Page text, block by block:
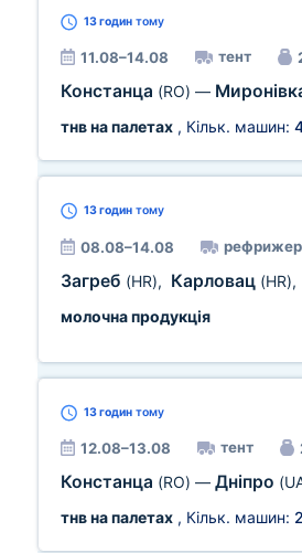
13 годин тому
11.08–14.08 тент
Констанца (RO) —
тнв на палетах , Кільк. машин:
13 годин тому
08.08–14.08
Загреб (HR), Карловац (HR),
молочна продукція
13 годин тому
12.08–13.08 тент
Констанца (RO) — Дніпро
тнв на палетах , Кільк. машин: 2